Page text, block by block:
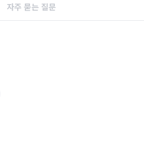
자주 묻는 질문